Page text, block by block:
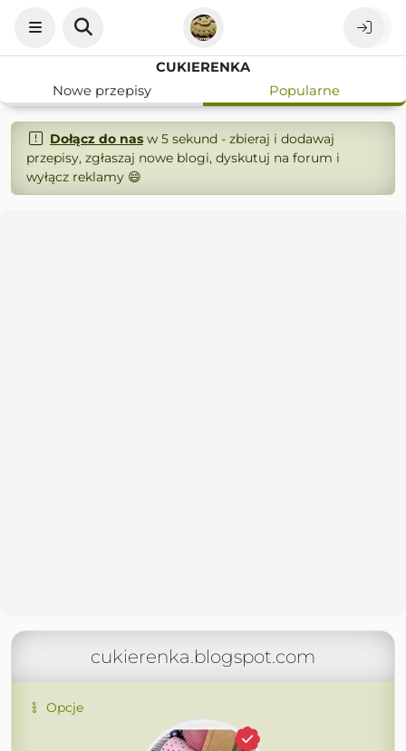
CUKIERENKA
Nowe przepisy
Popularne
Dołącz do nasw 5 sekund - zbieraj i dodawaj
przepisy, zgłaszaj nowe blogi, dyskutuj na forum i
wyłącz reklamy 😄
cukierenka.blogspot.com
Opcje